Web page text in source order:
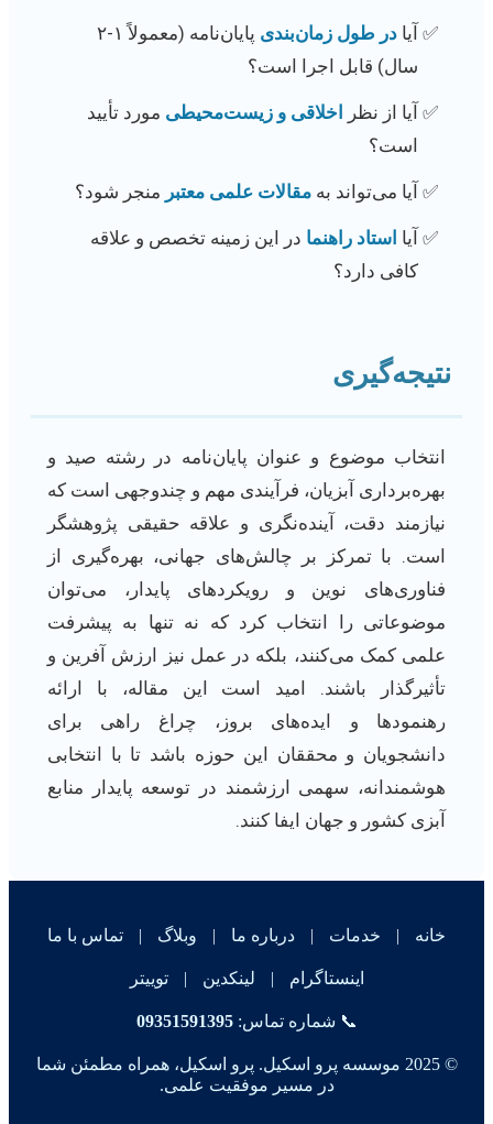
آیا در طول زمان‌بندی
پایان‌نامه (معمولاً ۱-۲
سال) قابل اجرا است؟
آیا از نظر اخلاقی و زیست‌محیطی مورد تأیید
است؟
آیا می‌تواند به مقالات علمی معتبر منجر شود؟
آیا استاد راهنما در این زمینه تخصص و علاقه
کافی دارد؟
نتیجه‌گیری
انتخاب موضوع و عنوان پایان‌نامه در رشته صید و
بهره‌برداری آبزیان، فرآیندی مهم و چندوجهی است که
نیازمند دقت، آینده‌نگری و علاقه حقیقی پژوهشگر
است. با تمرکز بر چالش‌های جهانی، بهره‌گیری از
فناوری‌های نوین و رویکردهای پایدار، می‌توان
موضوعاتی را انتخاب کرد که نه تنها به پیشرفت
علمی کمک می‌کنند، بلکه در عمل نیز ارزش آفرین و
تأثیرگذار باشند. امید است این مقاله، با ارائه
رهنمودها و ایده‌های بروز، چراغ راهی برای
دانشجویان و محققان این حوزه باشد تا با انتخابی
هوشمندانه، سهمی ارزشمند در توسعه پایدار منابع
آبزی کشور و جهان ایفا کنند.
خانه | خدمات | درباره ما | وبلاگ | تماس با ما
اینستاگرام | لینکدین | توییتر
📞 شماره تماس:09351591395
© 2025 موسسه پرو اسکیل. پرو اسکیل، همراه مطمئن شما
در مسیر موفقیت علمی.